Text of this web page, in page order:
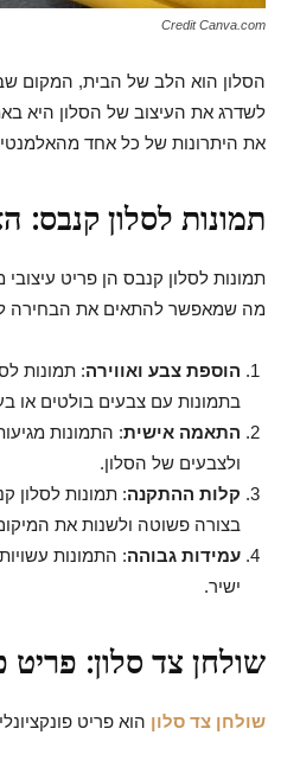
Credit Canva.com
הסלון הוא הלב של הבית, המקום
לשדרג את העיצוב של הסלון היא
את היתרונות של כל אחד
תמונות לסלון קנבס:
תמונות לסלון קנבס הן פריט
מה שמאפשר להתאים את הבחירה
הוספת צבע ואווירה: תמונות
בתמונות עם צבעים בולטים או
התאמה אישית: התמונות
ולצבעים של הסלון.
קלות ההתקנה: תמונות לסלון
בצורה פשוטה ולשנות את
עמידות גבוהה: התמונות
ישיר.
שולחן צד סלון: פריט
שולחן צד סלון הוא פריט